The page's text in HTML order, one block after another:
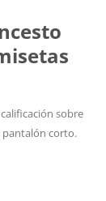
sobre
pantalón corto.